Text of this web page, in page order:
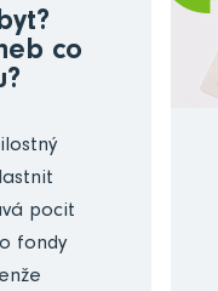
co
pocit
fondy